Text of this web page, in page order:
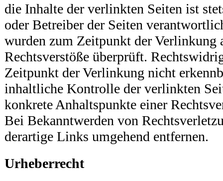
die Inhalte der verlinkten Seiten ist
oder Betreiber der Seiten
wurden zum Zeitpunkt der Verlinkung
Rechtsverstöße überprüft.
Zeitpunkt der Verlinkung nicht
inhaltliche Kontrolle der verlinkten
konkrete Anhaltspunkte einer
Bei Bekanntwerden von
derartige Links umgehend entfernen.
Urheberrecht